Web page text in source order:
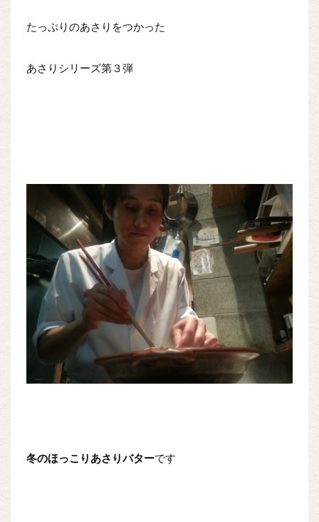
たっぷりのあさりをつかった
あさりシリーズ第３弾
冬のほっこりあさりバターです